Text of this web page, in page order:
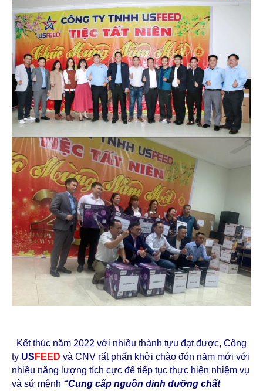
Kết thúc năm 2022 với nhiều thành tựu đạt được, Công
ty US FEED và CNV rất phấn khởi chào đón năm mới với
nhiều năng lượng tích cực để tiếp tục thực hiện nhiệm vụ
và sứ mệnh “Cung cấp nguồn dinh dưỡng chất